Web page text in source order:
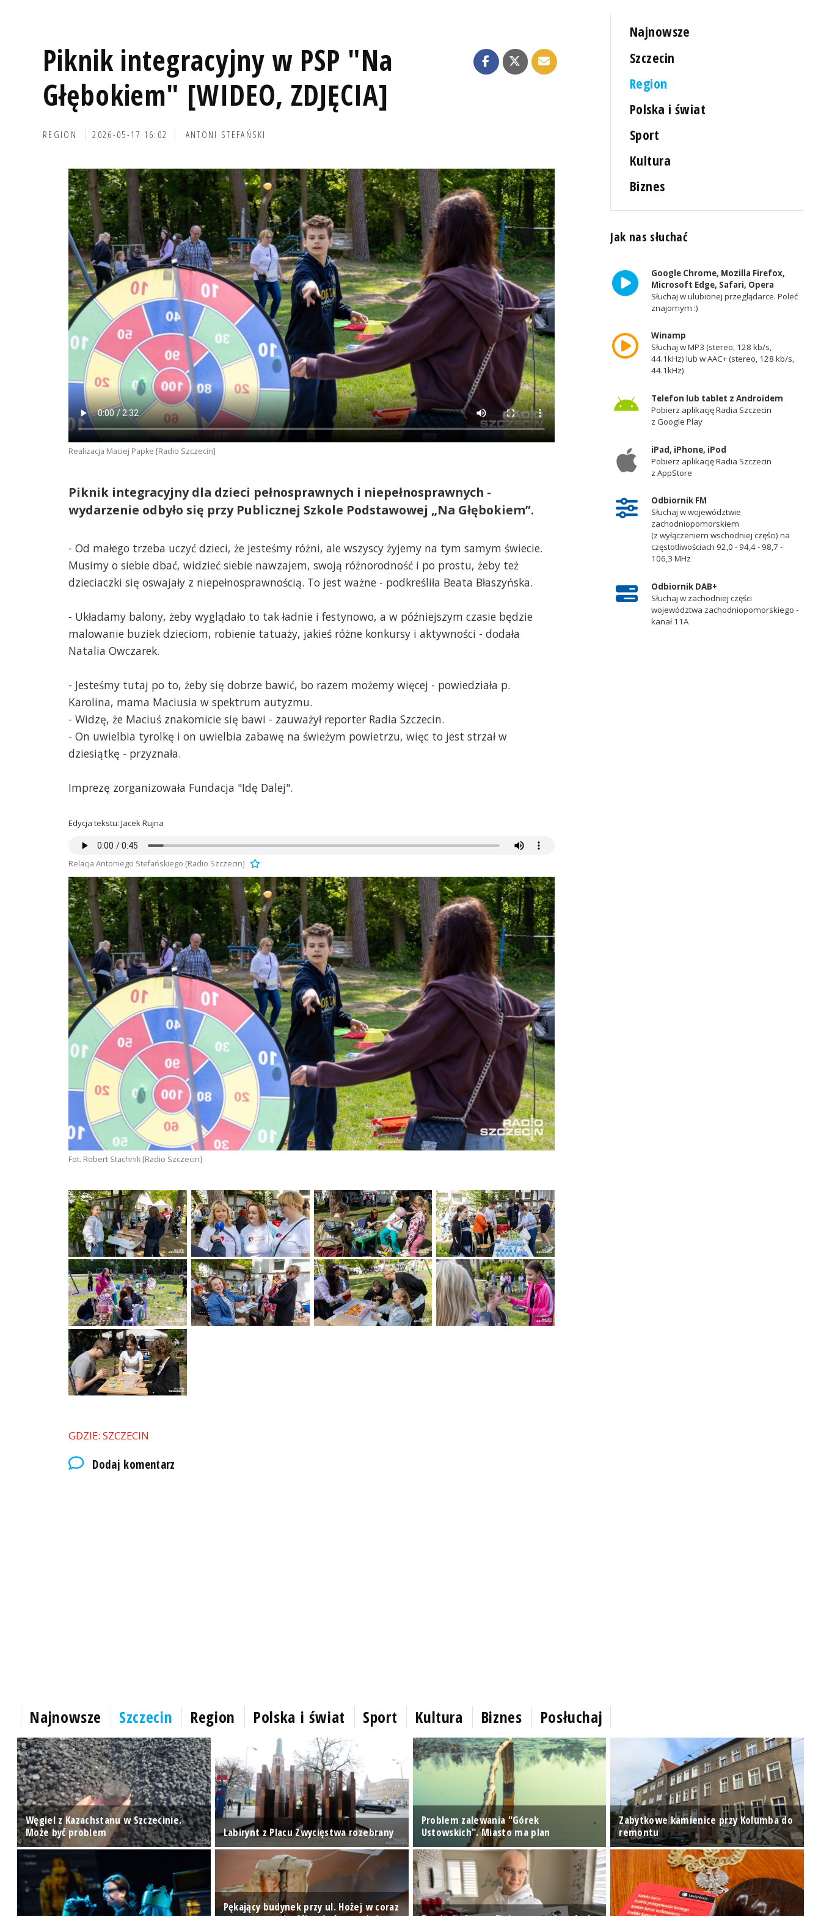
Piknik integracyjny w PSP "Na
Głębokiem" [WIDEO, ZDJĘCIA]
REGION 2026-05-17 16:02 ANTONI STEFAŃSKI
Realizacja Maciej Papke [Radio Szczecin]
Piknik integracyjny dla dzieci pełnosprawnych i niepełnosprawnych -
wydarzenie odbyło się przy Publicznej Szkole Podstawowej „Na Głębokiem”.
- Od małego trzeba uczyć dzieci, że jesteśmy różni, ale wszyscy żyjemy na tym samym świecie.
Musimy o siebie dbać, widzieć siebie nawzajem, swoją różnorodność i po prostu, żeby też
dzieciaczki się oswajały z niepełnosprawnością. To jest ważne - podkreśliła Beata Błaszyńska.
- Układamy balony, żeby wyglądało to tak ładnie i festynowo, a w późniejszym czasie będzie
malowanie buziek dzieciom, robienie tatuaży, jakieś różne konkursy i aktywności - dodała
Natalia Owczarek.
- Jesteśmy tutaj po to, żeby się dobrze bawić, bo razem możemy więcej - powiedziała p.
Karolina, mama Maciusia w spektrum autyzmu.
- Widzę, że Maciuś znakomicie się bawi - zauważył reporter Radia Szczecin.
- On uwielbia tyrolkę i on uwielbia zabawę na świeżym powietrzu, więc to jest strzał w
dziesiątkę - przyznała.
Imprezę zorganizowała Fundacja "Idę Dalej".
Edycja tekstu: Jacek Rujna
Relacja Antoniego Stefańskiego [Radio Szczecin]
Fot. Robert Stachnik [Radio Szczecin]
GDZIE: SZCZECIN
Dodaj komentarz
Najnowsze
Szczecin
Region
Polska i świat
Sport
Kultura
Biznes
Jak nas słuchać
Google Chrome, Mozilla Firefox,
Microsoft Edge, Safari, Opera
Słuchaj w ulubionej przeglądarce. Poleć
znajomym :)
Winamp
Słuchaj w MP3 (stereo, 128 kb/s,
44.1kHz) lub w AAC+ (stereo, 128 kb/s,
44.1kHz)
Telefon lub tablet z Androidem
Pobierz aplikację Radia Szczecin
z Google Play
iPad, iPhone, iPod
Pobierz aplikację Radia Szczecin
z AppStore
Odbiornik FM
Słuchaj w województwie
zachodniopomorskiem
(z wyłączeniem wschodniej części) na
częstotliwościach 92,0 - 94,4 - 98,7 -
106,3 MHz
Odbiornik DAB+
Słuchaj w zachodniej części
województwa zachodniopomorskiego -
kanał 11A
Najnowsze Szczecin Region Polska i świat Sport Kultura Biznes Posłuchaj
Węgiel z Kazachstanu w Szczecinie.
Może być problem
Labirynt z Placu Zwycięstwa rozebrany
Problem zalewania "Górek
Ustowskich". Miasto ma plan
Zabytkowe kamienice przy Kolumba do
remontu
Pękający budynek przy ul. Hożej w coraz